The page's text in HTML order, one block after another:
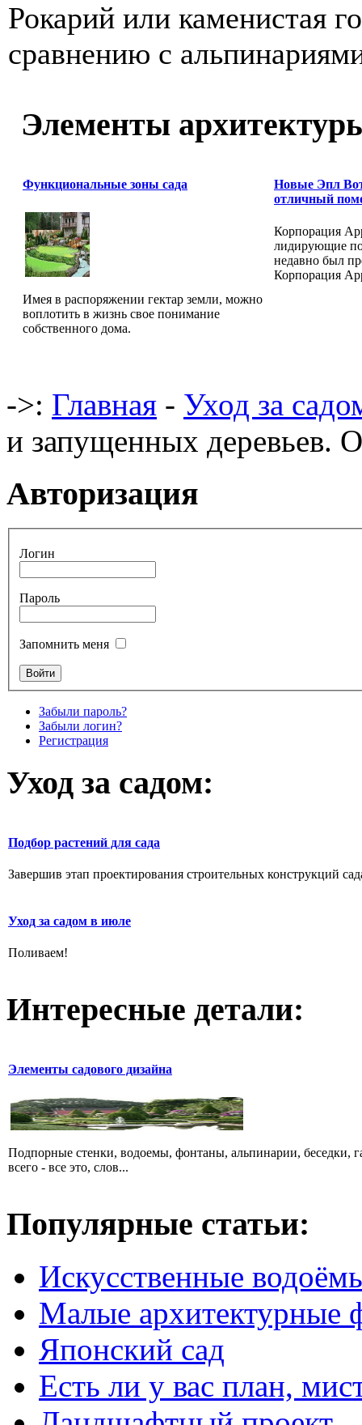
Рокарий или каменистая
сравнению с
Элементы
Функциональные зоны сада
Имея в распоряжении гектар земли, можно
воплотить в жизнь свое понимание
собственного дома.
Новые Эпл
отличный
Корпорация
лидирующие
недавно был
Корпорация
->: Главная - Уход за
и запущенных деревьев.
Авторизация
Логин
Пароль
Запомнить меня
Забыли пароль?
Забыли логин?
Регистрация
Уход за садом:
Подбор растений для сада
Завершив этап проектирования строительных конструкций
Уход за садом в июле
Поливаем!
Интересные детали:
Элементы садового дизайна
Подпорные стенки, водоемы, фонтаны, альпинарии, беседки,
всего - все это, слов...
Популярные статьи:
Искусственные
Малые архитектурные
Японский сад
Есть ли у вас план,